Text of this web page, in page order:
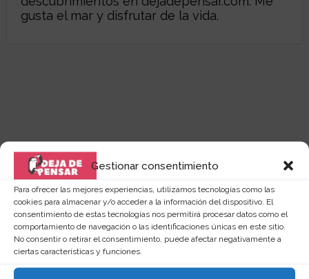
Gestionar consentimiento
Para ofrecer las mejores experiencias, utilizamos tecnologías como las
cookies para almacenar y/o acceder a la información del dispositivo. El
consentimiento de estas tecnologías nos permitirá procesar datos como el
comportamiento de navegación o las identificaciones únicas en este sitio.
No consentir o retirar el consentimiento, puede afectar negativamente a
ciertas características y funciones.
gusta el mar y disfrutar de la vida.
Quizás te puede interesar...